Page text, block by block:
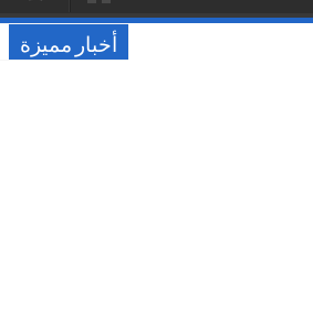
أخبار مميزة